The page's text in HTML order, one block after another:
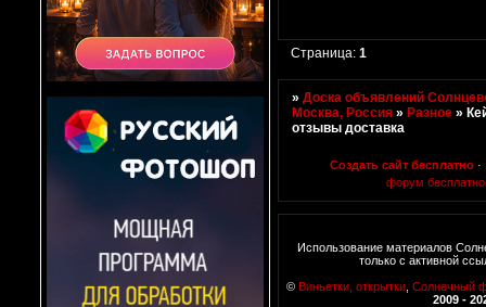
Страница:1
»Доска объявлений
Москва, Россия » Разное »
отзывы доставка
Создать сайт бесплатно ·
форум бесплатно
Использование материалов
только с активной
© Виньетки, открытки Солнечный
2009 -